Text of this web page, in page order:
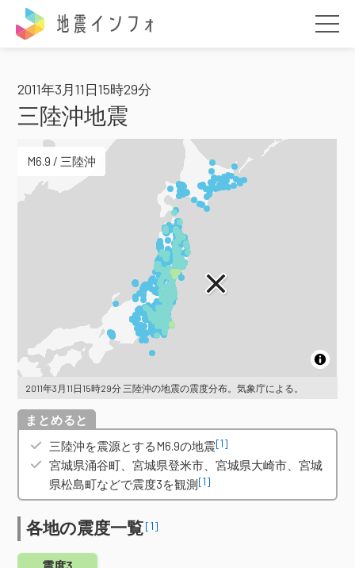
2011年3月11日15時29分
三陸沖地震
M6.9 / 三陸沖
2011年3月11日15時29分 三陸沖の地震の震度分布。気象庁による。
概要
三陸沖を震源とするM6.9の地震[1]
宮城県涌谷町、宮城県登米市、宮城県大崎市、宮城
県松島町などで震度3を観測[1]
各地の震度一覧[1]